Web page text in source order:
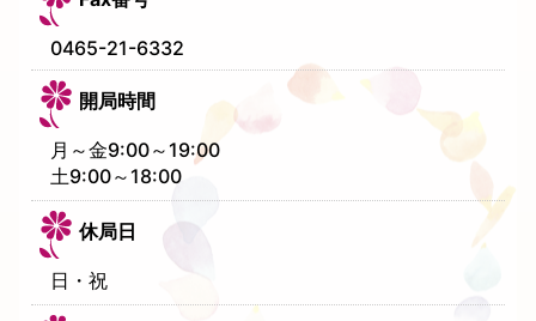
0465-21-6332
開局時間
月～金9:00～19:00
土9:00～18:00
休局日
日・祝